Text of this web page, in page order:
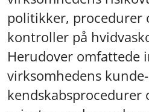
politikker, procedurer
kontroller på
Herudover omfattede
virksomhedens kunde-
kendskabsprocedurer